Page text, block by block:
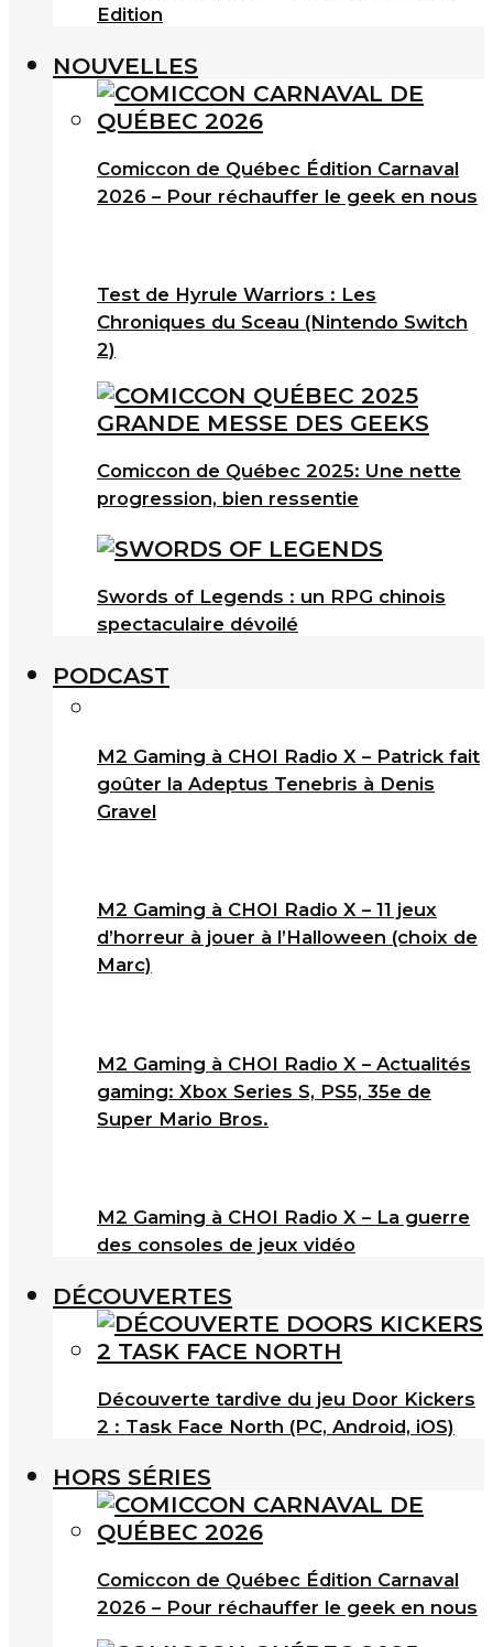
Edition
NOUVELLES
Comiccon de Québec Édition Carnaval
2026 – Pour réchauffer le geek en nous
Test de Hyrule Warriors : Les
Chroniques du Sceau (Nintendo Switch
2)
Comiccon de Québec 2025: Une nette
progression, bien ressentie
Swords of Legends : un RPG chinois
spectaculaire dévoilé
PODCAST
M2 Gaming à CHOI Radio X – Patrick fait
goûter la Adeptus Tenebris à Denis
Gravel
M2 Gaming à CHOI Radio X – 11 jeux
d’horreur à jouer à l’Halloween (choix de
Marc)
M2 Gaming à CHOI Radio X – Actualités
gaming: Xbox Series S, PS5, 35e de
Super Mario Bros.
M2 Gaming à CHOI Radio X – La guerre
des consoles de jeux vidéo
DÉCOUVERTES
Découverte tardive du jeu Door Kickers
2 : Task Face North (PC, Android, iOS)
HORS SÉRIES
Comiccon de Québec Édition Carnaval
2026 – Pour réchauffer le geek en nous